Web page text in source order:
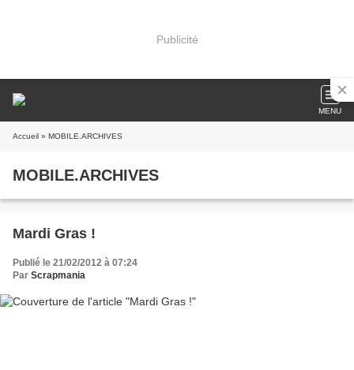
Publicité
MENU
Accueil » MOBILE.ARCHIVES
MOBILE.ARCHIVES
Mardi Gras !
Publié le 21/02/2012 à 07:24
Par Scrapmania